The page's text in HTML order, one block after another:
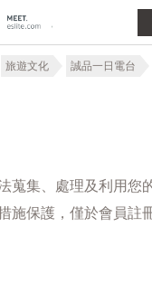
旅遊文化 誠品一日電台
蒐集、處理及利用您
施保護，僅於會員註